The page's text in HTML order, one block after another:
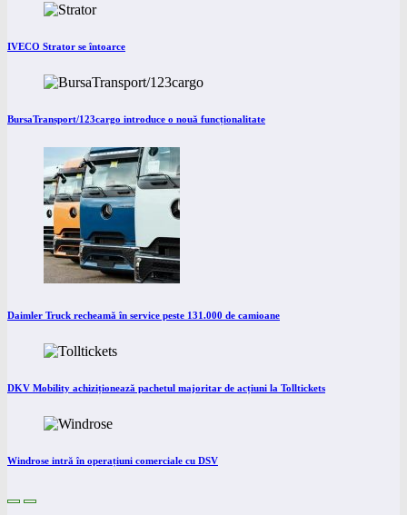
IVECO Strator se întoarce
BursaTransport/123cargo introduce o nouă funcționalitate
Daimler Truck recheamă în service peste 131.000 de camioane
DKV Mobility achiziționează pachetul majoritar de acțiuni la Tolltickets
Windrose intră în operațiuni comerciale cu DSV